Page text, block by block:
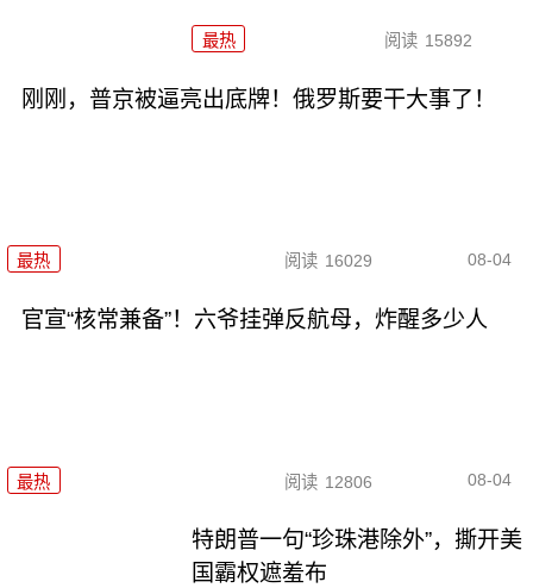
最热 阅读 15892
刚刚，普京被逼亮出底牌！俄罗斯要干大事了！
最热 阅读 16029 08-04
官宣“核常兼备”！六爷挂弹反航母，炸醒多少人
最热 阅读 12806 08-04
特朗普一句“珍珠港除外”，撕开美
国霸权遮羞布